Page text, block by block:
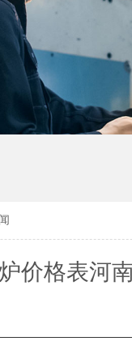
价格表河